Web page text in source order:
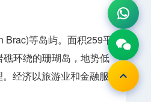
Brac)等岛屿。面积259平
环绕的珊瑚岛，地势低
经济以旅游业和金融服